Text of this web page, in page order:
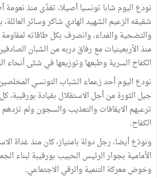
نودع اليوم شابا تونسيا أصيلا، تغذّى منذ نعومة
شقيقه الزعيم الشهيد الهادي شاكر وسائر العائلة،
والتضحية والفداء، وانصرف بكل طاقاته لمقاومة
منذ الأربعينيات مع رفاق دربه من الشبان
الكفاح السرية وطبعها وتوزيعها في شتّى أنحاء
نودع اليوم أحد زعماء الشباب التونسي
جيل الثورة من أجل الاستقلال بقيادة
ترعبهم الايقافات والتعذيب والسجون ولم
الكفاح.
ونودّع أيضا، رجل دولة بامتياز، كان منذ غداة
الأمامية بجوار الرئيس الحبيب بورقيبة لبناء
وخوض معركة التنمية والرقي الاجتماعي.